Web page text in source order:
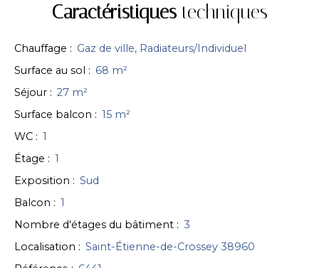
Caractéristiquestechniques
Chauffage : Gaz de ville, Radiateurs/Individuel
Surface au sol : 68 m²
Séjour : 27 m²
Surface balcon : 15 m²
WC : 1
Étage : 1
Exposition : Sud
Balcon : 1
Nombre d'étages du bâtiment : 3
Localisation : Saint-Étienne-de-Crossey 38960